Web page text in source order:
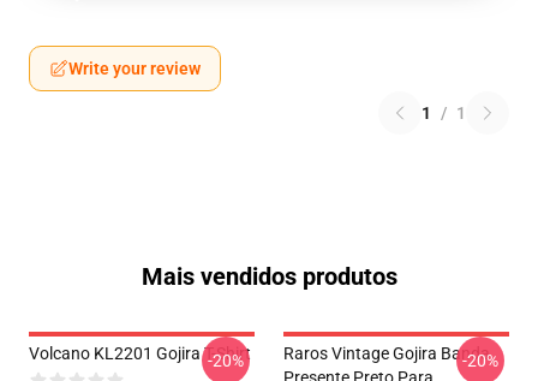
Write your review
1 / 1
Mais vendidos produtos
Volcano KL2201 Gojira T-Shirt
-20%
Raros Vintage Gojira Banda
-20%